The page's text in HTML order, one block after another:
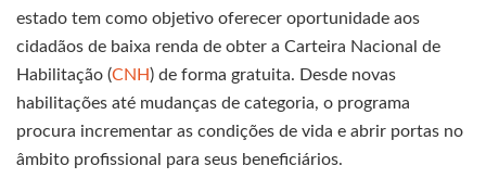
estado tem como objetivo oferecer oportunidade aos
cidadãos de baixa renda de obter a Carteira Nacional de
Habilitação (CNH) de forma gratuita. Desde novas
habilitações até mudanças de categoria, o programa
procura incrementar as condições de vida e abrir portas no
âmbito profissional para seus beneficiários.